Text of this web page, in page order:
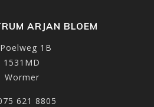
ARJAN BLOEM
Poelweg 1B
1531MD
Wormer
621 8805